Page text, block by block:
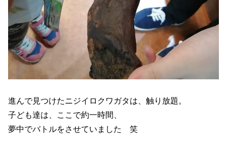
進んで見つけたニジイロクワガタは、触り放題。
子ども達は、ここで約一時間、
夢中でバトルをさせていました 笑